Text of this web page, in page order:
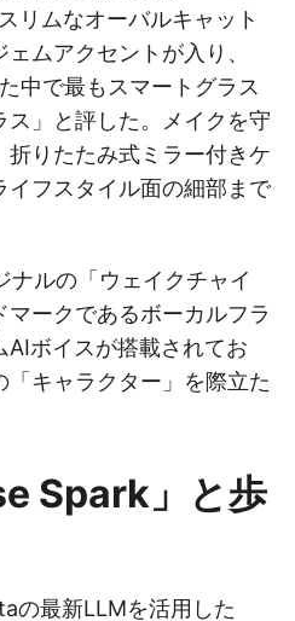
リムなオーバルキャット
ムアクセントが入り、
中で最もスマートグラス
ス」と評した。メイクを守
折りたたみ式ミラー付きケ
イフスタイル面の細部まで
ナルの「ウェイクチャイ
ークであるボーカルフラ
AIボイスが搭載されてお
「キャラクター」を際立た
Spark」と歩
の最新LLMを活用した